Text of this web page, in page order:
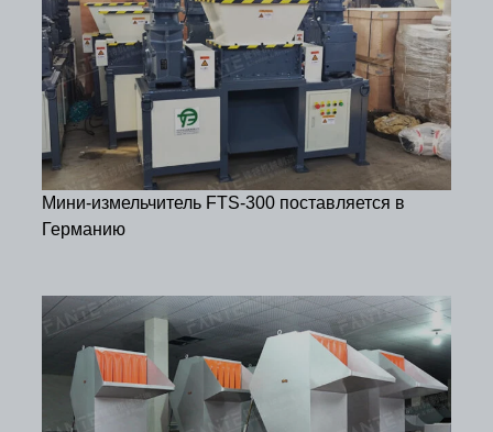
Мини-измельчитель FTS-300 поставляется в
Германию